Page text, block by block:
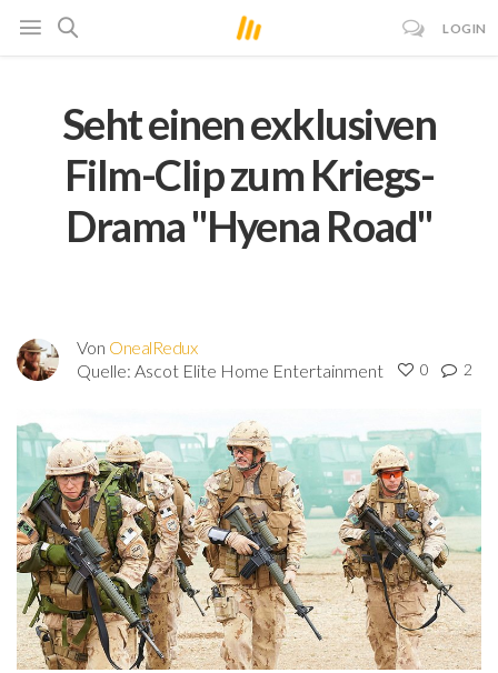
LOGIN
Seht einen exklusiven
Film-Clip zum Kriegs-
Drama "Hyena Road"
Von OnealRedux
Quelle: Ascot Elite Home Entertainment 0 2